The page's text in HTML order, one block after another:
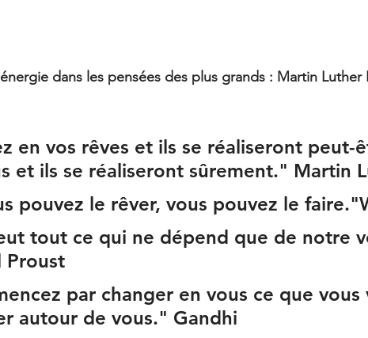
en vos rêves et ils se réaliseront peut-
et ils se réaliseront sûrement." Martin
pouvez le rêver, vous pouvez le
tout ce qui ne dépend que de notre
Proust
par changer en vous ce que vous
autour de vous." Gandhi